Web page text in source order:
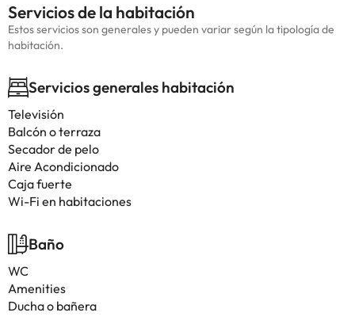
Servicios de la habitación
Estos servicios son generales y pueden variar según la tipología de
habitación.
Servicios generales habitación
Televisión
Balcón o terraza
Secador de pelo
Aire Acondicionado
Caja fuerte
Wi-Fi en habitaciones
Baño
WC
Amenities
Ducha o bañera